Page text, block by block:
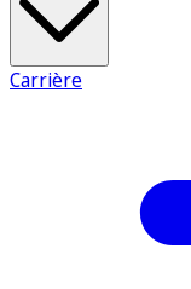
Carrière